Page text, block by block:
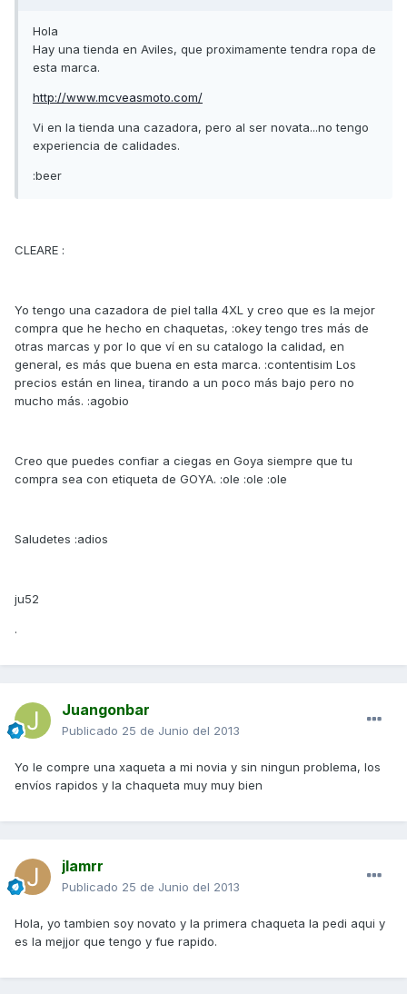
Hola
Hay una tienda en Aviles, que proximamente tendra ropa de
esta marca.
http://www.mcveasmoto.com/
Vi en la tienda una cazadora, pero al ser novata...no tengo
experiencia de calidades.
:beer
CLEARE :
Yo tengo una cazadora de piel talla 4XL y creo que es la mejor
compra que he hecho en chaquetas, :okey tengo tres más de
otras marcas y por lo que ví en su catalogo la calidad, en
general, es más que buena en esta marca. :contentisim Los
precios están en linea, tirando a un poco más bajo pero no
mucho más. :agobio
Creo que puedes confiar a ciegas en Goya siempre que tu
compra sea con etiqueta de GOYA. :ole :ole :ole
Saludetes :adios
ju52
.
Juangonbar
Publicado 25 de Junio del 2013
Yo le compre una xaqueta a mi novia y sin ningun problema, los
envíos rapidos y la chaqueta muy muy bien
jlamrr
Publicado 25 de Junio del 2013
Hola, yo tambien soy novato y la primera chaqueta la pedi aqui y
es la mejjor que tengo y fue rapido.